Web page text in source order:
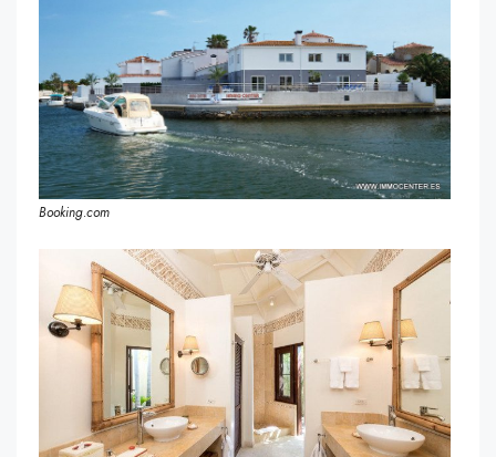
Booking.com